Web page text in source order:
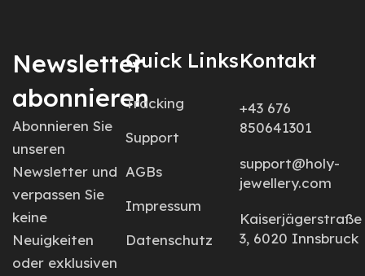
Newsletter
abonnieren
Abonnieren Sie
unseren
Newsletter und
verpassen Sie
keine
Neuigkeiten
oder exklusiven
Quick Links
Tracking
Support
AGBs
Impressum
Datenschutz
Kontakt
+43 676
850641301
support@holy-
jewellery.com
Kaiserjägerstraße
3, 6020 Innsbruck